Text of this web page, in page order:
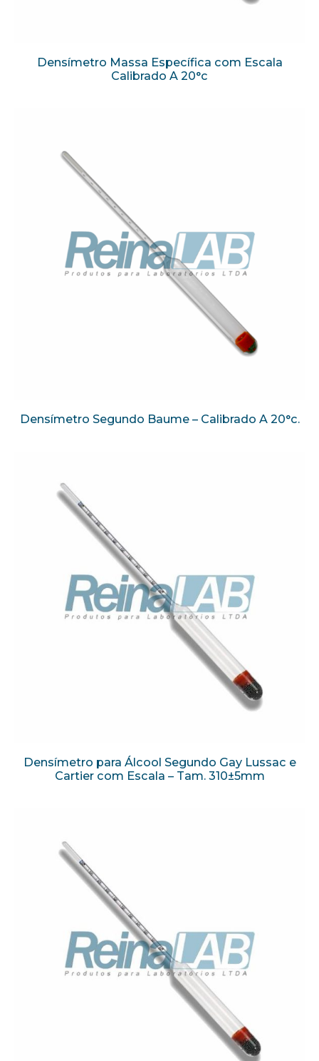
Densímetro Massa Específica com Escala
Calibrado A 20°c
Densímetro Segundo Baume – Calibrado A 20°c.
Densímetro para Álcool Segundo Gay Lussac e
Cartier com Escala – Tam. 310±5mm